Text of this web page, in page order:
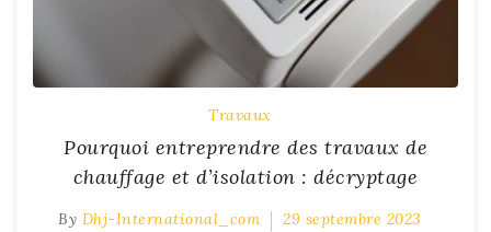
Travaux
Pourquoi entreprendre des travaux de
chauffage et d’isolation : décryptage
By Dhj-International_com 29 septembre 2023